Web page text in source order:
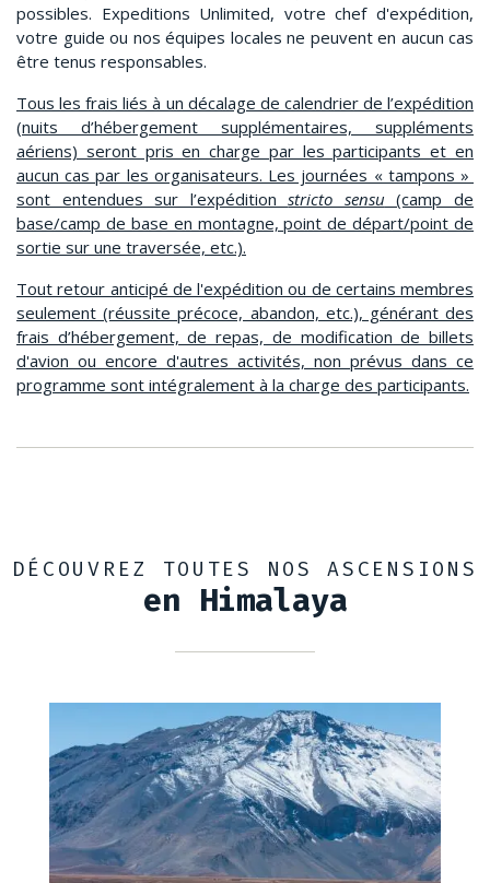
possibles. Expeditions Unlimited, votre chef d'expédition,
votre guide ou nos équipes locales ne peuvent en aucun cas
être tenus responsables.
Tous les frais liés à un décalage de calendrier de l’expédition
(nuits d’hébergement supplémentaires, suppléments
aériens) seront pris en charge par les participants et en
aucun cas par les organisateurs. Les journées « tampons »
sont entendues sur l’expéditionstricto sensu (camp de
base/camp de base en montagne, point de départ/point de
sortie sur une traversée, etc.).
Tout retour anticipé de l'expédition ou de certains membres
seulement (réussite précoce, abandon, etc.), générant des
frais d’hébergement, de repas, de modification de billets
d'avion ou encore d'autres activités, non prévus dans ce
programme sont intégralement à la charge des participants.
DÉCOUVREZ TOUTES NOS ASCENSIONS
en Himalaya